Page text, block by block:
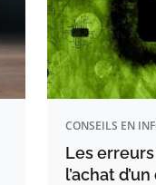
CONSEILS EN
Les
l’achat